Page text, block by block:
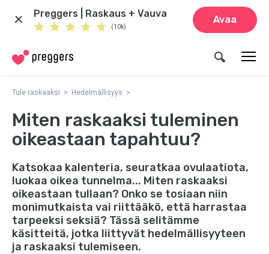
Preggers | Raskaus + Vauva
(10k)
Avaa
Tule raskaaksi Hedelmällisyys
Miten raskaaksi tuleminen
oikeastaan tapahtuu?
Katsokaa kalenteria, seuratkaa ovulaatiota,
luokaa oikea tunnelma... Miten raskaaksi
oikeastaan tullaan? Onko se tosiaan niin
monimutkaista vai riittääkö, että harrastaa
tarpeeksi seksiä? Tässä selitämme
käsitteitä, jotka liittyvät hedelmällisyyteen
ja raskaaksi tulemiseen.